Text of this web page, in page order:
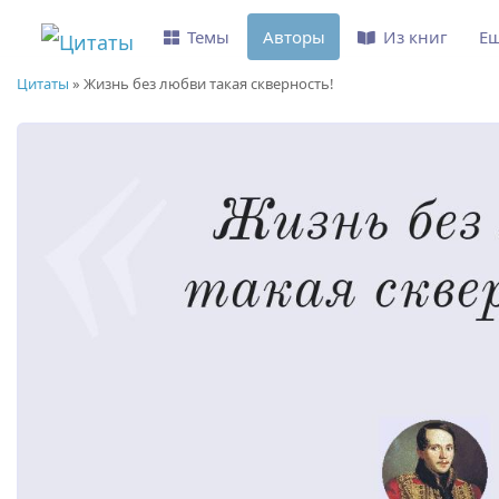
Цитаты » Жизнь без любви такая скверность!
Темы Авторы Из книг